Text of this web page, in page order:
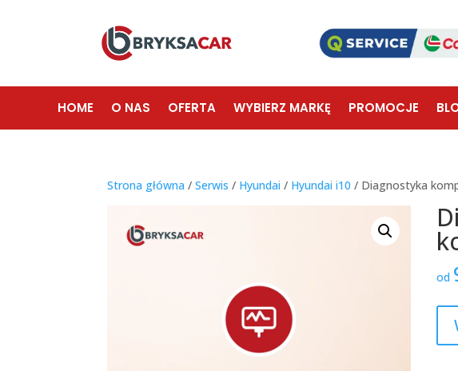
HOME O NAS OFERTA WYBIERZ MARKĘ PROMOCJE
Strona główna /Serwis / Hyundai / Hyundai i10 / Diagnostyka
od